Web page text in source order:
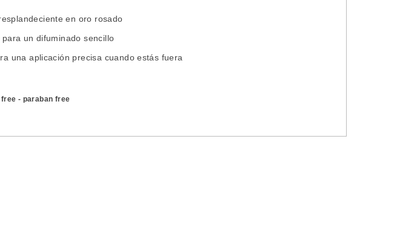
en oro rosado
un difuminado sencillo
una aplicación precisa cuando estás fuera
- paraban free